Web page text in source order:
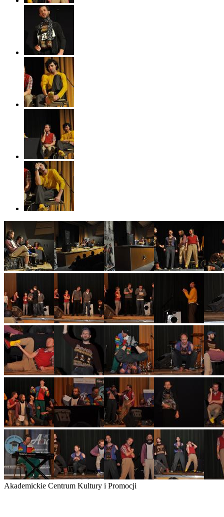
Akademickie Centrum Kultury i Promocji